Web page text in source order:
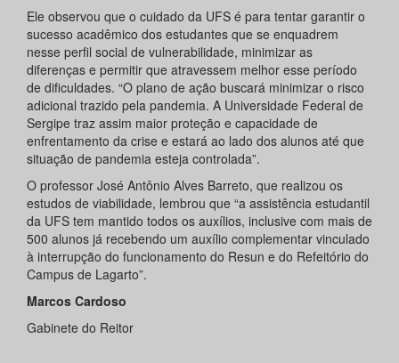
Ele observou que o cuidado da UFS é para tentar garantir o
sucesso acadêmico dos estudantes que se enquadrem
nesse perfil social de vulnerabilidade, minimizar as
diferenças e permitir que atravessem melhor esse período
de dificuldades. “O plano de ação buscará minimizar o risco
adicional trazido pela pandemia. A Universidade Federal de
Sergipe traz assim maior proteção e capacidade de
enfrentamento da crise e estará ao lado dos alunos até que
situação de pandemia esteja controlada”.
O professor José Antônio Alves Barreto, que realizou os
estudos de viabilidade, lembrou que “a assistência estudantil
da UFS tem mantido todos os auxílios, inclusive com mais de
500 alunos já recebendo um auxílio complementar vinculado
à interrupção do funcionamento do Resun e do Refeitório do
Campus de Lagarto”.
Marcos Cardoso
Gabinete do Reitor